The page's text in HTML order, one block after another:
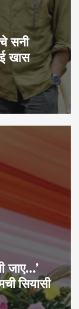
सनी
खास
जाए…’
सियासी